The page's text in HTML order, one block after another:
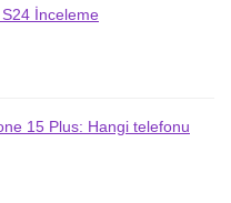
İnceleme
15 Plus: Hangi telefonu